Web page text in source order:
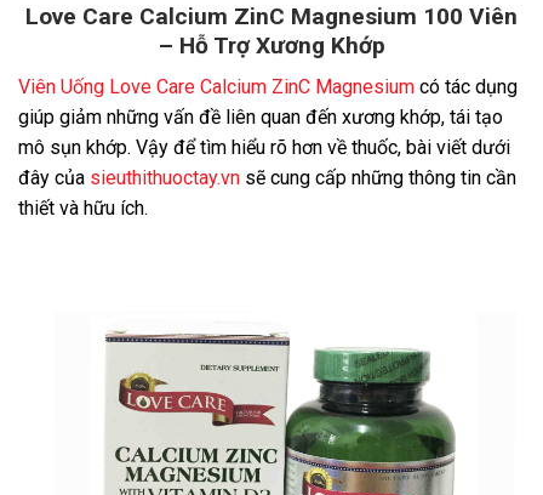
Love Care Calcium ZinC Magnesium 100 Viên
– Hỗ Trợ Xương Khớp
Viên Uống Love Care Calcium ZinC Magnesium có tác dụng
giúp giảm những vấn đề liên quan đến xương khớp, tái tạo
mô sụn khớp. Vậy để tìm hiểu rõ hơn về thuốc, bài viết dưới
đây của sieuthithuoctay.vn sẽ cung cấp những thông tin cần
thiết và hữu ích.